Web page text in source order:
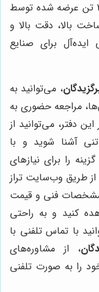
بالا، دقت بالا و
برای صنایع
، می‌توانید به
مراجعه حضوری به
دفتر، می‌توانید از
نزدیک با مدل‌های مختلف باسکول 2 تنی آشنا شوید و با
را برای نیازهای
طریق وب‌سایت تراز
فنی و قیمت
2 تنی را مشاهده کنید و به راحتی
با تماس تلفنی با
، از مشاوره‌های
را به صورت تلفنی